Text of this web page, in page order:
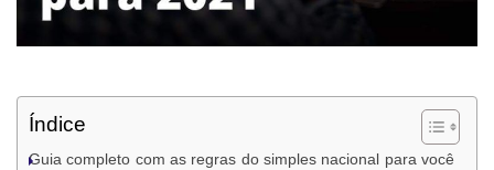
Índice
Guia completo com as regras do simples nacional para você